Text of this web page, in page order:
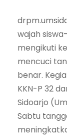
wajah
mengikuti
mencuci
benar.
KKN-P 32
Sidoarjo
Sabtu